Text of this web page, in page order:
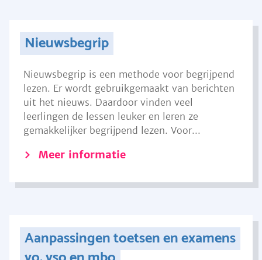
Nieuwsbegrip
Nieuwsbegrip is een methode voor begrijpend
lezen. Er wordt gebruikgemaakt van berichten
uit het nieuws. Daardoor vinden veel
leerlingen de lessen leuker en leren ze
gemakkelijker begrijpend lezen. Voor...
Meer informatie
Aanpassingen toetsen en examens